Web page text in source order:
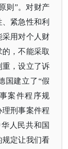
则”。对财产
紧急性和利
用对个人财
，不能采取
，设立了诉
国建立了“假
案件程序规
理刑事案件程
人民共和国
规定让我们看